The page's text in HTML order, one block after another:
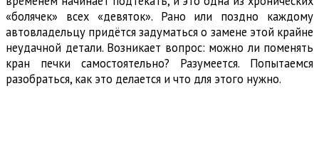
«болячек» всех «девяток». Рано или поздно каждому
автовладельцу придётся задуматься о замене этой крайне
неудачной детали. Возникает вопрос: можно ли поменять
кран печки самостоятельно? Разумеется. Попытаемся
разобраться, как это делается и что для этого нужно.